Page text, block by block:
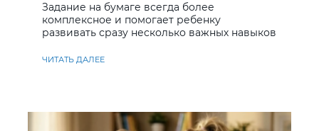
Задание на бумаге всегда более
комплексное и помогает ребенку
развивать сразу несколько важных навыков
ЧИТАТЬ ДАЛЕЕ